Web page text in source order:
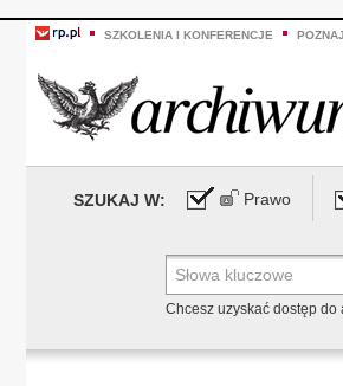
SZKOLENIA I KONFERENCJE
SZUKAJ W: Prawo
Chcesz uzyskać dostęp do